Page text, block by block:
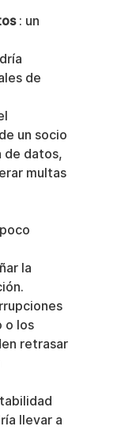
: un
de
un socio
de datos,
multas
la
o los
retrasar
llevar a